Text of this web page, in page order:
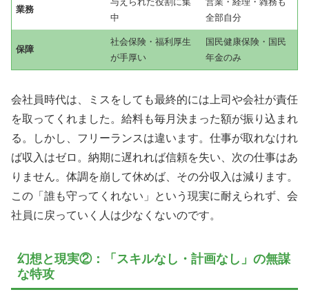
業務
中
全部自分
保障
社会保険・福利厚生
が手厚い
国民健康保険・国民
年金のみ
会社員時代は、ミスをしても最終的には上司や会社が責任
を取ってくれました。給料も毎月決まった額が振り込まれ
る。しかし、フリーランスは違います。仕事が取れなけれ
ば収入はゼロ。納期に遅れれば信頼を失い、次の仕事はあ
りません。体調を崩して休めば、その分収入は減ります。
この「誰も守ってくれない」という現実に耐えられず、会
社員に戻っていく人は少なくないのです。
幻想と現実②：「スキルなし・計画なし」の無謀
な特攻